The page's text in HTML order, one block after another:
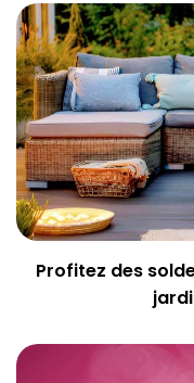
Profitez des